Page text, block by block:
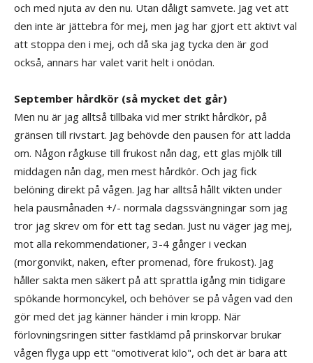
och med njuta av den nu. Utan dåligt samvete. Jag vet att
den inte är jättebra för mej, men jag har gjort ett aktivt val
att stoppa den i mej, och då ska jag tycka den är god
också, annars har valet varit helt i onödan.
September hårdkör (så mycket det går)
Men nu är jag alltså tillbaka vid mer strikt hårdkör, på
gränsen till rivstart. Jag behövde den pausen för att ladda
om. Någon rågkuse till frukost nån dag, ett glas mjölk till
middagen nån dag, men mest hårdkör. Och jag fick
belöning direkt på vågen. Jag har alltså hållt vikten under
hela pausmånaden +/- normala dagssvängningar som jag
tror jag skrev om för ett tag sedan. Just nu väger jag mej,
mot alla rekommendationer, 3-4 gånger i veckan
(morgonvikt, naken, efter promenad, före frukost). Jag
håller sakta men säkert på att sprattla igång min tidigare
spökande hormoncykel, och behöver se på vågen vad den
gör med det jag känner händer i min kropp. När
förlovningsringen sitter fastklämd på prinskorvar brukar
vågen flyga upp ett "omotiverat kilo", och det är bara att